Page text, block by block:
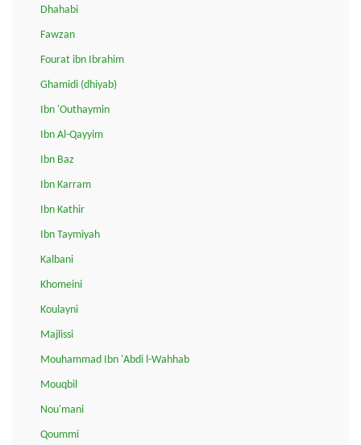
Dhahabi
Fawzan
Fourat ibn Ibrahim
Ghamidi (dhiyab)
Ibn 'Outhaymin
Ibn Al-Qayyim
Ibn Baz
Ibn Karram
Ibn Kathir
Ibn Taymiyah
Kalbani
Khomeini
Koulayni
Majlissi
Mouhammad Ibn 'Abdi l-Wahhab
Mouqbil
Nou'mani
Qoummi